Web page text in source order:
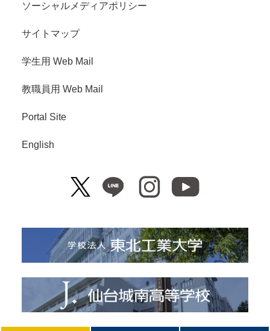
ソーシャルメディアポリシー
サイトマップ
学生用 Web Mail
教職員用 Web Mail
Portal Site
English